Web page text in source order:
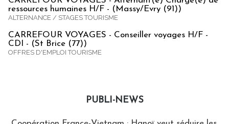
ressources humaines H/F - (Massy/Evry (91))
ALTERNANCE / STAGES TOURISME
CARREFOUR VOYAGES - Conseiller voyages H/F -
CDI - (St Brice (77))
OFFRES D'EMPLOI TOURISME
PUBLI-NEWS